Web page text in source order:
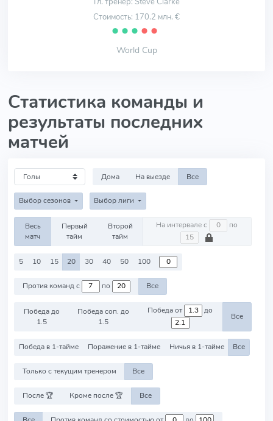
Стоимость: 170.2 млн. €
⬤ ⬤ ⬤ ⬤ ⬤
World Cup
Статистика команды и
результаты последних
матчей
Дома На выезде Все
Выбор сезонов Выбор лиги
Весь
матч
Первый
тайм
Второй
тайм
На интервале с по
5 10 15 20 30 40 50 100
Против команд с по Все
Победа до
1.5
Победа соп. до
1.5
Победа от до
Все
Победа в 1-тайме Поражение в 1-тайме Ничья в 1-тайме Все
Только с текущим тренером Все
После 🏆 Кроме после 🏆 Все